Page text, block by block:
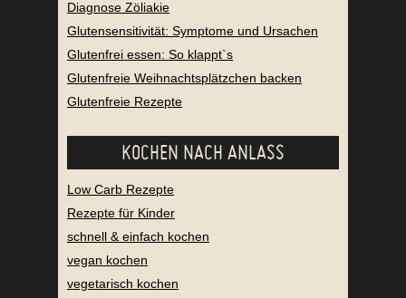
Diagnose Zöliakie
Glutensensitivität: Symptome und Ursachen
Glutenfrei essen: So klappt`s
Glutenfreie Weihnachtsplätzchen backen
Glutenfreie Rezepte
KOCHEN NACH ANLASS
Low Carb Rezepte
Rezepte für Kinder
schnell & einfach kochen
vegan kochen
vegetarisch kochen